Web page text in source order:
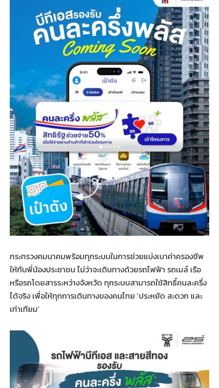
กระทรวงคมนาคมพร้อมทุกระบบในการช่วยแบ่งเบาค่าครองชีพ
ให้กับพี่น้องประชาชน ไม่ว่าจะเดินทางด้วยรถไฟฟ้า รถเมล์ เรือ
หรือรถโดยสารระหว่างจังหวัด ทุกระบบสามารถใช้สิทธิ์คนละครึ่ง
ได้จริง เพื่อให้ทุกการเดินทางของคนไทย ‘ประหยัด สะดวก และ
เท่าเทียม’